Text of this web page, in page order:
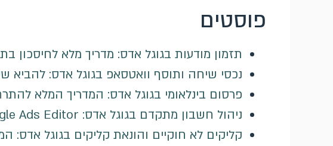
פוסטים
תזמון מודעות בגוגל אדס: מדריך מלא לחיסכון
נכסי שיחה ותוסף וואטסאפ בגוגל אדס: להביא
פרסום בינלאומי בגוגל אדס: המדריך המלא
ניהול חשבון מתקדם בגוגל אדס: MCC, Google Ads Editor ופעולות בכמות
קליקים לא חוקיים והונאת קליקים בגוגל אדס: